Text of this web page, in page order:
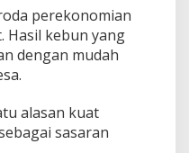
perekonomian
Hasil kebun yang
dengan mudah
alasan kuat
sasaran